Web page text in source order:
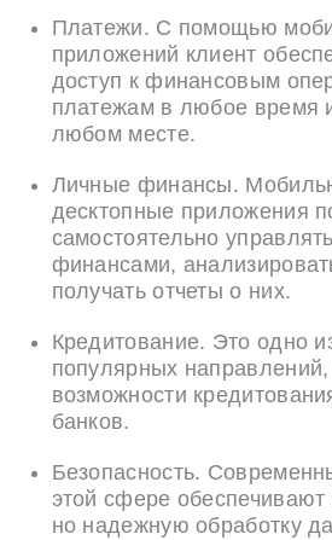
Платежи. С помощью
приложений клиент
доступ к финансовым
платежам в любое время
любом месте.
Личные финансы.
десктопные приложения
самостоятельно
финансами,
получать отчеты о них.
Кредитование. Это одно
популярных
возможности
банков.
Безопасность.
этой сфере
но надежную обработку